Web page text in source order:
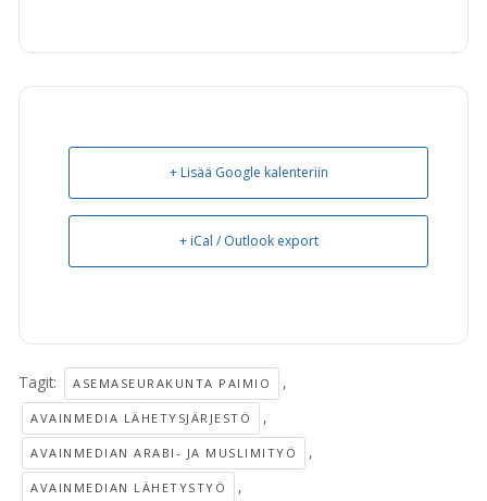
+ Lisää Google kalenteriin
+ iCal / Outlook export
Tagit: ASEMASEURAKUNTA PAIMIO ,
AVAINMEDIA LÄHETYSJÄRJESTÖ ,
AVAINMEDIAN ARABI- JA MUSLIMITYÖ ,
AVAINMEDIAN LÄHETYSTYÖ ,